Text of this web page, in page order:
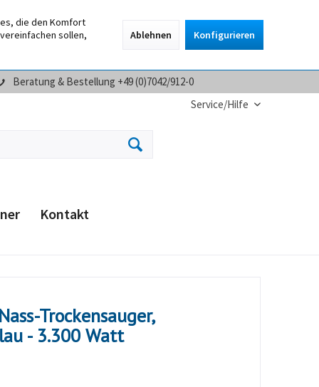
die den Komfort
sollen,
Ablehnen Konfigurieren
Beratung & Bestellung +49 (0)7042/912-0
Service/Hilfe
Kontakt
Trockensauger,
- 3.300 Watt